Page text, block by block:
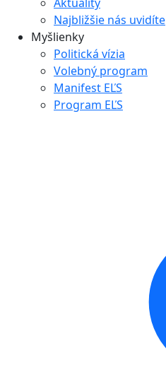
Najbližšie nás uvidíte
Myšlienky
Politická vízia
Volebný program
Manifest EĽS
Program EĽS